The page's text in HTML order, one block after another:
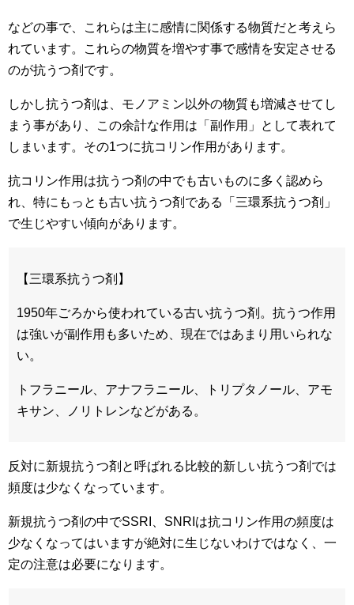
などの事で、これらは主に感情に関係する物質だと考えら
れています。これらの物質を増やす事で感情を安定させる
のが抗うつ剤です。
しかし抗うつ剤は、モノアミン以外の物質も増減させてし
まう事があり、この余計な作用は「副作用」として表れて
しまいます。その1つに抗コリン作用があります。
抗コリン作用は抗うつ剤の中でも古いものに多く認めら
れ、特にもっとも古い抗うつ剤である「三環系抗うつ剤」
で生じやすい傾向があります。
【三環系抗うつ剤】
1950年ごろから使われている古い抗うつ剤。抗うつ作用
は強いが副作用も多いため、現在ではあまり用いられな
い。
トフラニール、アナフラニール、トリプタノール、アモ
キサン、ノリトレンなどがある。
反対に新規抗うつ剤と呼ばれる比較的新しい抗うつ剤では
頻度は少なくなっています。
新規抗うつ剤の中でSSRI、SNRIは抗コリン作用の頻度は
少なくなってはいますが絶対に生じないわけではなく、一
定の注意は必要になります。